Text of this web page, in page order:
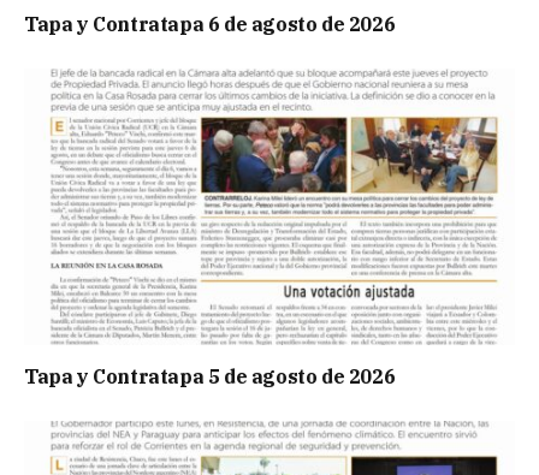
Tapa y Contratapa 6 de agosto de 2026
Tapa y Contratapa 5 de agosto de 2026